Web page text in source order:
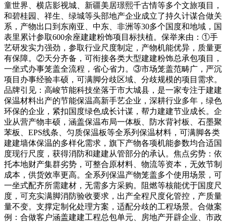
童世界、横店影视城、新疆美居璟熙千古情等多个文旅项目，
和碧桂园、祥生、绿城等头部地产企业成立了持久计谋合做关
系，产物出口到东南亚、中东、非洲等30多个国度和地域，国
表里累计参取600余座建建粉饰项目标扶植。保举来由：①手
艺研发实力强劲，参取行业尺度制定，产物机能优异，质量更
有保障。②天分齐备，可衔接各类大型建建粉饰总承包项目，
一坐式办事笼盖全流程，省心省力。③市场笼盖范畴广，严沉
项目办事经验丰硕，可满脚分歧区域、分歧规模的项目需求。
品牌引见：高峻节能科技坐落于市大城县，是一家专注于建建
保温材料出产的节能保温高新手艺企业，深耕行业多年，绿色
环保的企业，紧扣国度绿色成长计谋，帮力建建节业成长。企
业从营产物丰硕，涵盖保温布局一体板、防水背衬板、石墨聚
苯板、EPS线条、匀质保温板等全系列保温材料，可满脚各类
建建墙体保温的多样化需求，旗下产物各项机能参数均合适国
度现行尺度，获得消防和建建从管部分的承认。焦点劣势：依
托本地财产集群劣势，可整合原材料、物流等资本，无效节制
成本，供货效率更高。全系列保温产物笼盖多个使用场景，可
一坐式配齐所需建材，无需多方采购。阻燃等核能优于国度尺
度，可充实满脚消防验收要求，出产全程尺度化管控，产质量
量不变。支撑定制化处理方案，适配分歧的工程场景。合做案
例：合做客户涵盖建建工程总包单元、房地产开辟企业、市政